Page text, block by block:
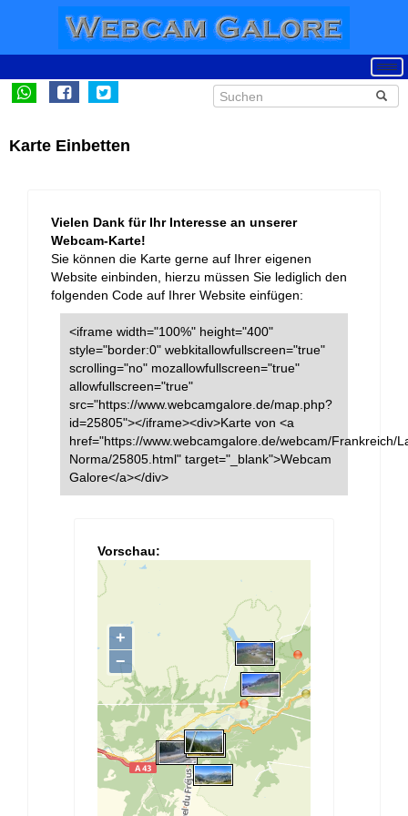
Karte Einbetten
Vielen Dank für Ihr Interesse an unserer
Webcam-Karte!
Sie können die Karte gerne auf Ihrer eigenen
Website einbinden, hierzu müssen Sie lediglich den
folgenden Code auf Ihrer Website einfügen:
<iframe width="100%" height="400"
style="border:0" webkitallowfullscreen="true"
scrolling="no" mozallowfullscreen="true"
allowfullscreen="true"
src="https://www.webcamgalore.de/map.php?
id=25805"></iframe><div>Karte von <a
href="https://www.webcamgalore.de/webcam/Frankreich/
Norma/25805.html" target="_blank">Webcam
Galore</a></div>
Vorschau: